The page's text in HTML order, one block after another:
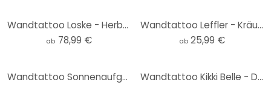
Wandtattoo Loske - Herbstbaum
ab 78,99 €
Wandtattoo Leffler - Kräuterfrauen 1
ab 25,99 €
Wandtattoo Sonnenaufgang auf dem Land Rund - Kubistika Wandtattoo Kikki Belle - Dschungel Paradies - Rund